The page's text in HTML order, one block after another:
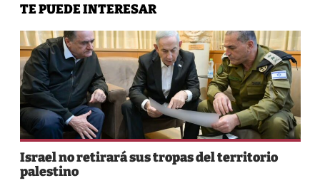
TE PUEDE INTERESAR
Israel no retirará sus tropas del territorio
palestino